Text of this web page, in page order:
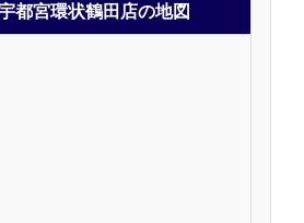
都宮環状鶴田店の地図